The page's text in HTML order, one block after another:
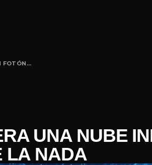
FOTÓN...
UNA NUBE
LA NADA